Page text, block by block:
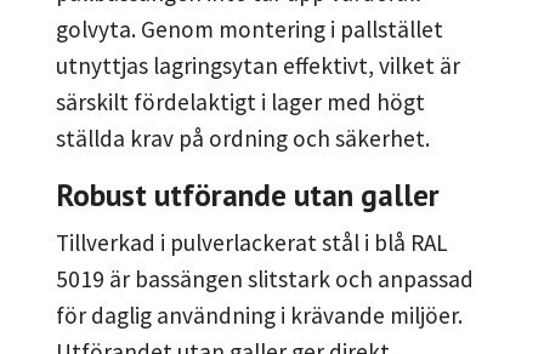
golvyta. Genom montering i pallstället
utnyttjas lagringsytan effektivt, vilket är
särskilt fördelaktigt i lager med högt
ställda krav på ordning och säkerhet.
Robust utförande utan galler
Tillverkad i pulverlackerat stål i blå RAL
5019 är bassängen slitstark och anpassad
för daglig användning i krävande miljöer.